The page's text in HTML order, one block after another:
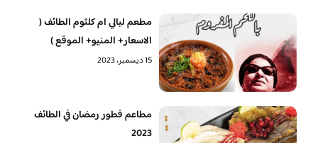
مطعم ليالي ام كلثوم الطائف (
الاسعار+ المنيو+ الموقع )
15 ديسمبر، 2023
مطاعم فطور رمضان في الطائف
2023